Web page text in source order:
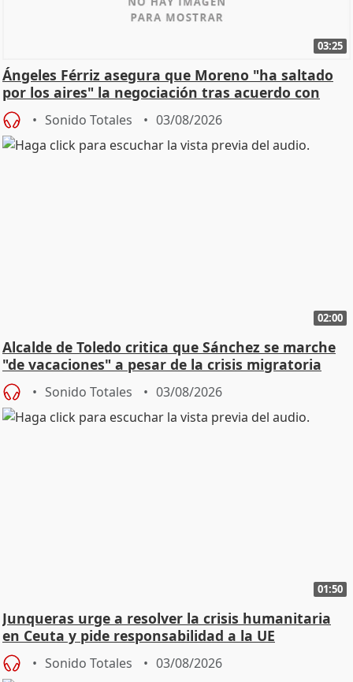
03:25
Ángeles Férriz asegura que Moreno "ha saltado
por los aires" la negociación tras acuerdo con
SMA
Sonido Totales 03/08/2026
02:00
Alcalde de Toledo critica que Sánchez se marche
"de vacaciones" a pesar de la crisis migratoria
Sonido Totales 03/08/2026
01:50
Junqueras urge a resolver la crisis humanitaria
en Ceuta y pide responsabilidad a la UE
Sonido Totales 03/08/2026